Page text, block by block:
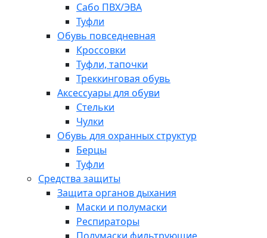
Сабо ПВХ/ЭВА
Туфли
Обувь повседневная
Кроссовки
Туфли, тапочки
Треккинговая обувь
Аксессуары для обуви
Стельки
Чулки
Обувь для охранных структур
Берцы
Туфли
Средства защиты
Защита органов дыхания
Маски и полумаски
Респираторы